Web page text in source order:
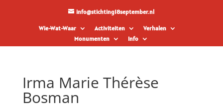
info@stichting18september.nl
Wie-Wat-Waar Activiteiten
Verhalen
Monumenten
Info
Irma Marie Thérèse
Bosman